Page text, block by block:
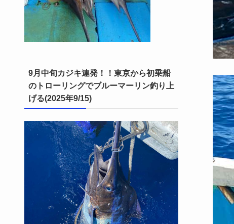
9月中旬カジキ連発！！東京から初乗船
のトローリングでブルーマーリン釣り上
げる(2025年9/15)